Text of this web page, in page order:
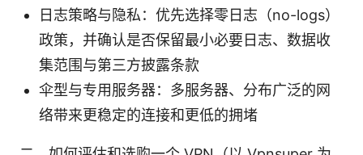
日志策略与隐私：优先选择零日志（no-logs）
政策，并确认是否保留最小必要日志、数据收
集范围与第三方披露条款
伞型与专用服务器：多服务器、分布广泛的网
络带来更稳定的连接和更低的拥堵